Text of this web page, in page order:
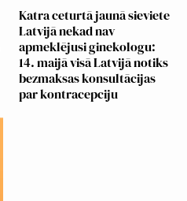
Katra ceturtā jaunā sieviete
Latvijā nekad nav
apmeklējusi ginekologu:
14. maijā visā Latvijā notiks
bezmaksas konsultācijas
par kontracepciju